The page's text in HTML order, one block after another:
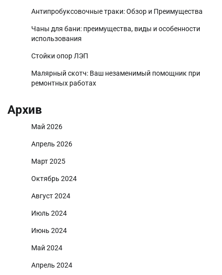
Антипробуксовочные траки: Обзор и Преимущества
Чаны для бани: преимущества, виды и особенности
использования
Стойки опор ЛЭП
Малярный скотч: Ваш незаменимый помощник при
ремонтных работах
Архив
Май 2026
Апрель 2026
Март 2025
Октябрь 2024
Август 2024
Июль 2024
Июнь 2024
Май 2024
Апрель 2024